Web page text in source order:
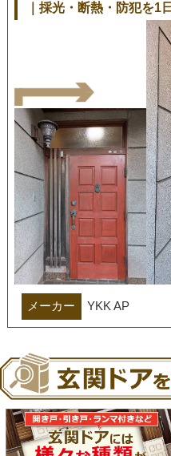
｜採光・断熱・防犯を1
メーカー YKK AP